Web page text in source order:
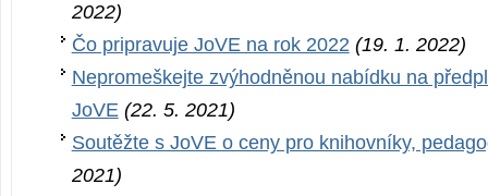
2022)
Čo pripravuje JoVE na rok 2022 (19. 1. 2022)
Nepromeškejte zvýhodněnou nabídku na
JoVE (22. 5. 2021)
Soutěžte s JoVE o ceny pro knihovníky,
2021)